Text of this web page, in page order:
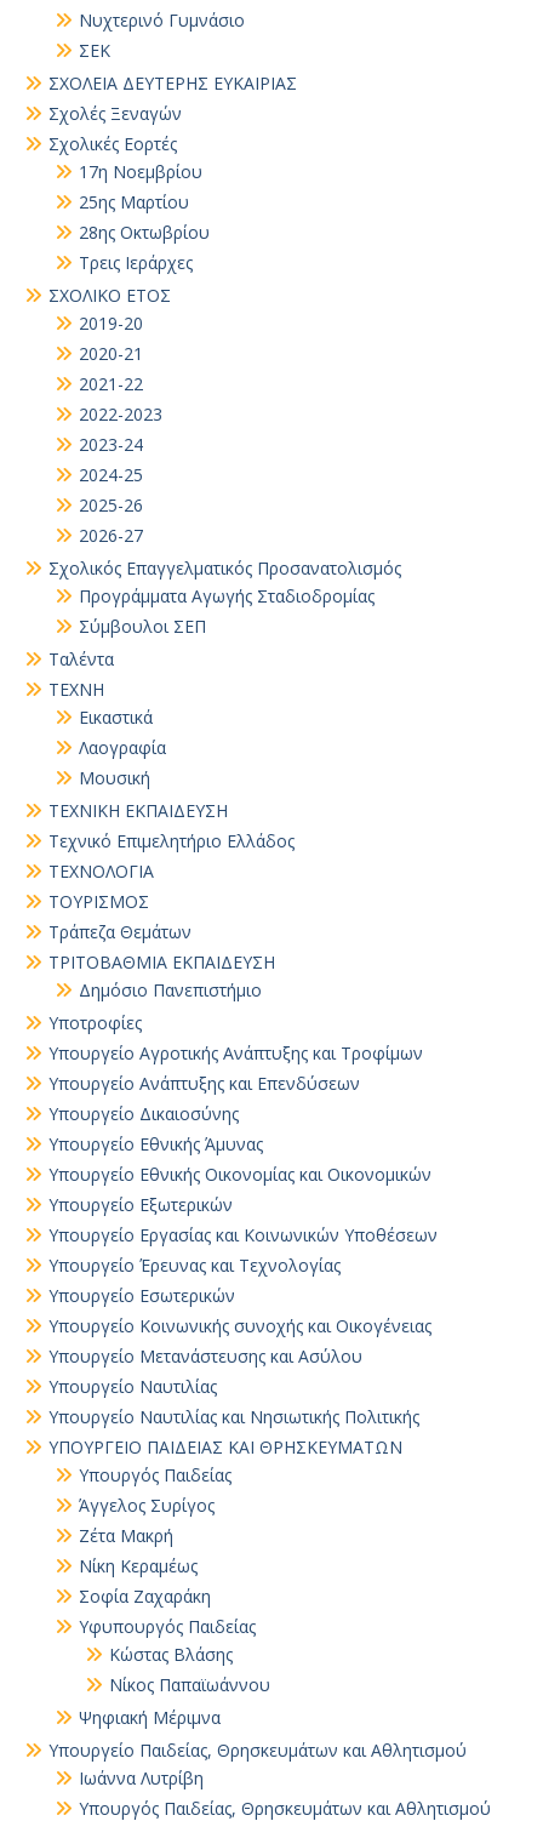
Νυχτερινό Γυμνάσιο
ΣΕΚ
ΣΧΟΛΕΙΑ ΔΕΥΤΕΡΗΣ ΕΥΚΑΙΡΙΑΣ
Σχολές Ξεναγών
Σχολικές Εορτές
17η Νοεμβρίου
25ης Μαρτίου
28ης Οκτωβρίου
Τρεις Ιεράρχες
ΣΧΟΛΙΚΟ ΕΤΟΣ
2019-20
2020-21
2021-22
2022-2023
2023-24
2024-25
2025-26
2026-27
Σχολικός Επαγγελματικός Προσανατολισμός
Προγράμματα Αγωγής Σταδιοδρομίας
Σύμβουλοι ΣΕΠ
Ταλέντα
ΤΕΧΝΗ
Εικαστικά
Λαογραφία
Μουσική
ΤΕΧΝΙΚΗ ΕΚΠΑΙΔΕΥΣΗ
Τεχνικό Επιμελητήριο Ελλάδος
ΤΕΧΝΟΛΟΓΙΑ
ΤΟΥΡΙΣΜΟΣ
Τράπεζα Θεμάτων
ΤΡΙΤΟΒΑΘΜΙΑ ΕΚΠΑΙΔΕΥΣΗ
Δημόσιο Πανεπιστήμιο
Υποτροφίες
Υπουργείο Αγροτικής Ανάπτυξης και Τροφίμων
Υπουργείο Ανάπτυξης και Επενδύσεων
Υπουργείο Δικαιοσύνης
Υπουργείο Εθνικής Άμυνας
Υπουργείο Εθνικής Οικονομίας και Οικονομικών
Υπουργείο Εξωτερικών
Υπουργείο Εργασίας και Κοινωνικών Υποθέσεων
Υπουργείο Έρευνας και Τεχνολογίας
Υπουργείο Εσωτερικών
Υπουργείο Κοινωνικής συνοχής και Οικογένειας
Υπουργείο Μετανάστευσης και Ασύλου
Υπουργείο Ναυτιλίας
Υπουργείο Ναυτιλίας και Νησιωτικής Πολιτικής
ΥΠΟΥΡΓΕΙΟ ΠΑΙΔΕΙΑΣ ΚΑΙ ΘΡΗΣΚΕΥΜΑΤΩΝ
Yπουργός Παιδείας
Άγγελος Συρίγος
Ζέτα Μακρή
Νίκη Κεραμέως
Σοφία Ζαχαράκη
Υφυπουργός Παιδείας
Κώστας Βλάσης
Νίκος Παπαϊωάννου
Ψηφιακή Μέριμνα
Υπουργείο Παιδείας, Θρησκευμάτων και Αθλητισμού
Ιωάννα Λυτρίβη
Υπουργός Παιδείας, Θρησκευμάτων και Αθλητισμού